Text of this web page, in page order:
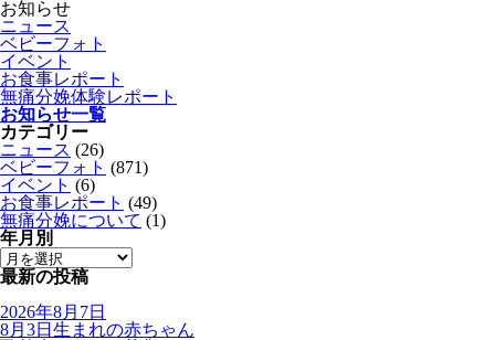
お知らせ
ニュース
ベビーフォト
イベント
お食事レポート
無痛分娩体験レポート
お知らせ一覧
カテゴリー
ニュース (26)
ベビーフォト (871)
イベント (6)
お食事レポート (49)
無痛分娩について (1)
年月別
最新の投稿
2026年8月7日
8月3日生まれの赤ちゃん